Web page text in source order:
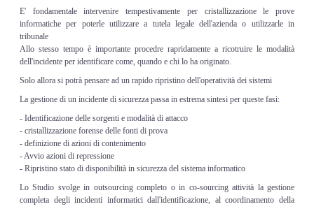
E' fondamentale intervenire tempestivamente per cristallizzazione le prove
informatiche per poterle utilizzare a tutela legale dell'azienda o utilizzarle in
tribunale
Allo stesso tempo è importante procedre rapridamente a ricotruire le modalità
dell'incidente per identificare come, quando e chi lo ha originato.
Solo allora si potrà pensare ad un rapido ripristino dell'operatività dei sistemi
La gestione di un incidente di sicurezza passa in estrema sintesi per queste fasi:
- Identificazione delle sorgenti e modalità di attacco
- cristallizzazione forense delle fonti di prova
- definizione di azioni di contenimento
- Avvio azioni di repressione
- Ripristino stato di disponibilità in sicurezza del sistema informatico
Lo Studio svolge in outsourcing completo o in co-sourcing attività la gestione
completa degli incidenti informatici dall'identificazione, al coordinamento della